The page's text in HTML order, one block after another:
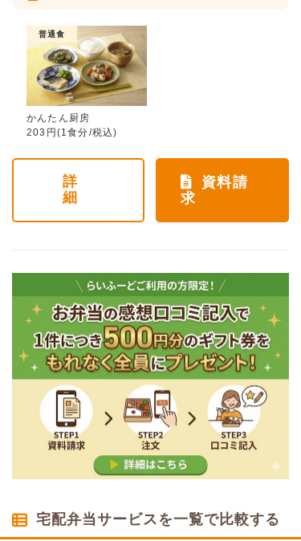
普通食
かんたん厨房
203円(1食分/税込)
詳
細
資料請
求
宅配弁当サービスを一覧で比較する